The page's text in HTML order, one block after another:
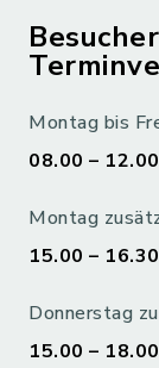
Montag bis
08.00 –
Montag
15.00 –
Donnerstag
15.00 –